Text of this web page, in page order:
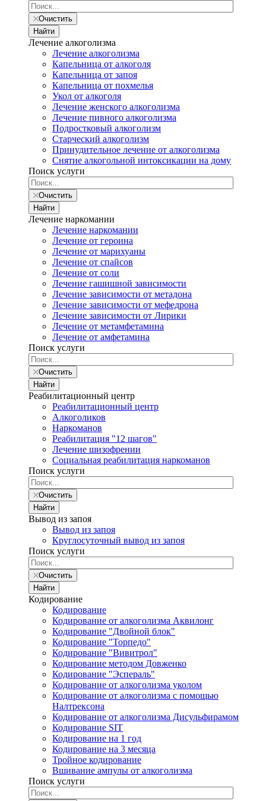
Очистить
Найти
Лечение алкоголизма
Лечение алкоголизма
Капельница от алкоголя
Капельница от запоя
Капельница от похмелья
Укол от алкоголя
Лечение женского алкоголизма
Лечение пивного алкоголизма
Подростковый алкоголизм
Старческий алкоголизм
Принудительное лечение от алкоголизма
Снятие алкогольной интоксикации на дому
Поиск услуги
Очистить
Найти
Лечение наркомании
Лечение наркомании
Лечение от героина
Лечение от марихуаны
Лечение от спайсов
Лечение от соли
Лечение гашишной зависимости
Лечение зависимости от метадона
Лечение зависимости от мефедрона
Лечение зависимости от Лирики
Лечение от метамфетамина
Лечение от амфетамина
Поиск услуги
Очистить
Найти
Реабилитационный центр
Реабилитационный центр
Алкоголиков
Наркоманов
Реабилитация "12 шагов"
Лечение шизофрении
Социальная реабилитация наркоманов
Поиск услуги
Очистить
Найти
Вывод из запоя
Вывод из запоя
Круглосуточный вывод из запоя
Поиск услуги
Очистить
Найти
Кодирование
Кодирование
Кодирование от алкоголизма Аквилонг
Кодирование "Двойной блок"
Кодирование "Торпедо"
Кодирование "Вивитрол"
Кодирование методом Довженко
Кодирование "Эспераль"
Кодирование от алкоголизма уколом
Кодирование от алкоголизма с помощью
Налтрексона
Кодирование от алкоголизма Дисульфирамом
Кодирование SIT
Кодирование на 1 год
Кодирование на 3 месяца
Тройное кодирование
Вшивание ампулы от алкоголизма
Поиск услуги